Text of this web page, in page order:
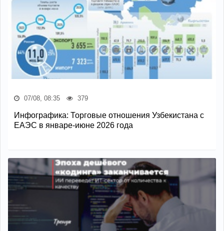
07/08, 08:35 379
Инфографика: Торговые отношения Узбекистана с
ЕАЭС в январе-июне 2026 года